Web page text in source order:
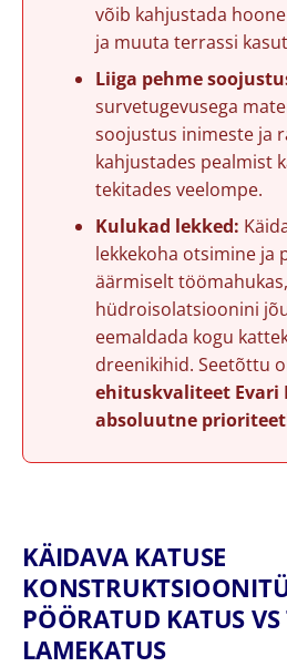
võib kahjustada
ja muuta terrassi
Liiga pehme
survetugevusega
soojustus inimeste ja
kahjustades pealmist
tekitades veelompe.
Kulukad lekked:
lekkekoha otsimine ja
äärmiselt
hüdroisolatsioonini
eemaldada kogu
dreenikihid. Seetõttu
ehituskvaliteet Evari
absoluutne
KÄIDAVA KATUSE
PÖÖRATUD KATUS
LAMEKATUS